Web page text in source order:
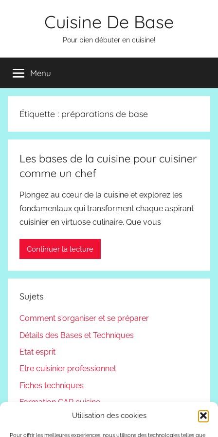
Utilisation des cookies
Pour offrir les meilleures expériences, nous utilisons des technologies telles que
Cuisine De Base
Pour bien débuter en cuisine!
Menu
Étiquette : préparations de base
Les bases de la cuisine pour cuisiner
comme un chef
Plongez au cœur de la cuisine et explorez les
fondamentaux qui transforment chaque aspirant
cuisinier en virtuose culinaire. Que vous
Continuer la lecture
Sujets
Comment s'organiser et se préparer
Détails des Bases et Techniques
Etat esprit
Etre cuisinier professionnel
Fiches techniques
Formation CAP cuisine